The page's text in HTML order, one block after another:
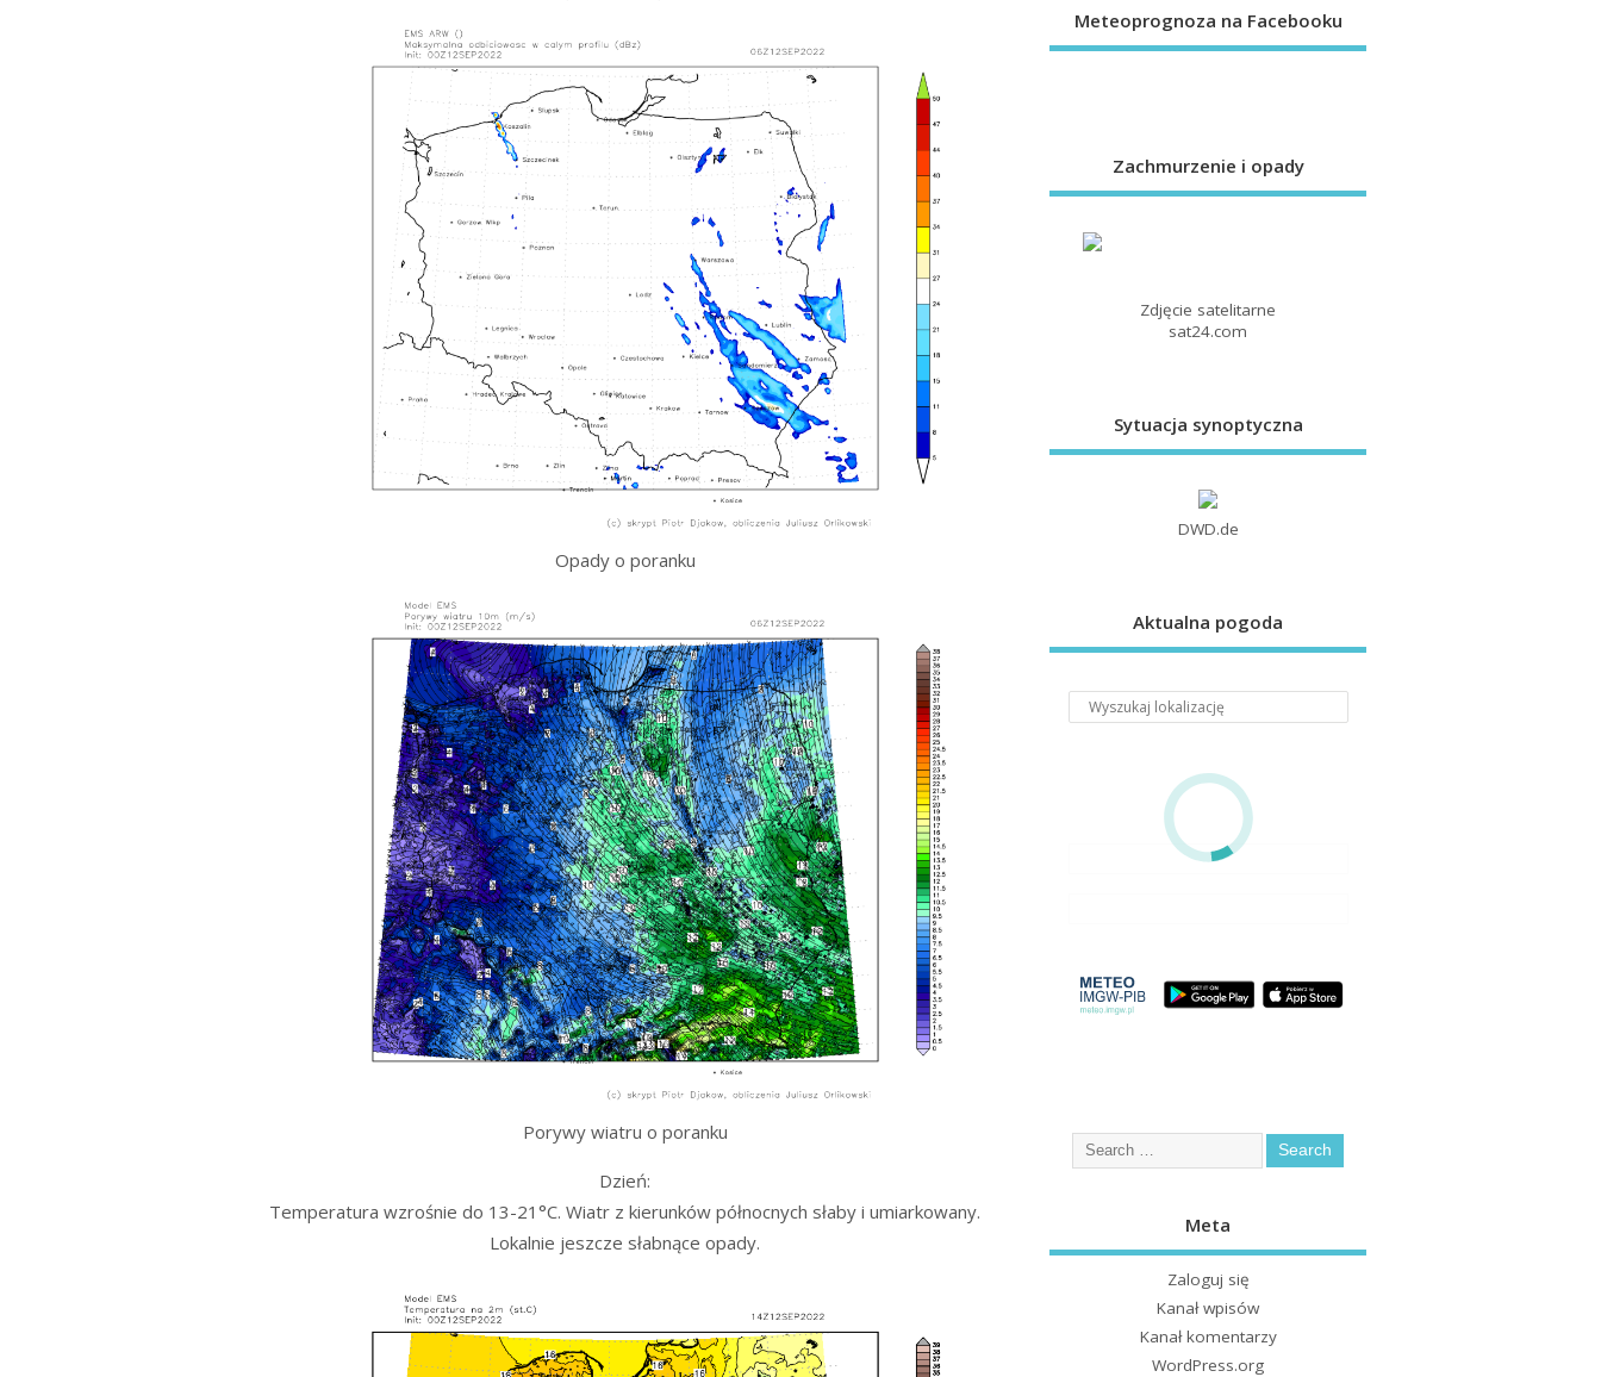
Opady o poranku
Porywy wiatru o poranku
Dzień:
Temperatura wzrośnie do 13-21°C. Wiatr z kierunków północnych słaby i umiarkowany.
Lokalnie jeszcze słabnące opady.
Meteoprognoza na Facebooku
Zachmurzenie i opady
Zdjęcie satelitarne
sat24.com
Sytuacja synoptyczna
DWD.de
Aktualna pogoda
Meta
Zaloguj się
Kanał wpisów
Kanał komentarzy
WordPress.org